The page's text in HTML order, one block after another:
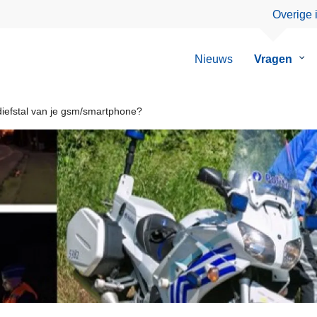
Overige
Nieuws Vragen
van je gsm/smartphone?